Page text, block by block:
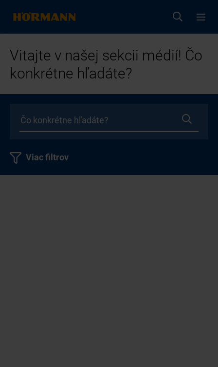
Vitajte v našej sekcii médií! Čo
konkrétne hľadáte?
Viac filtrov